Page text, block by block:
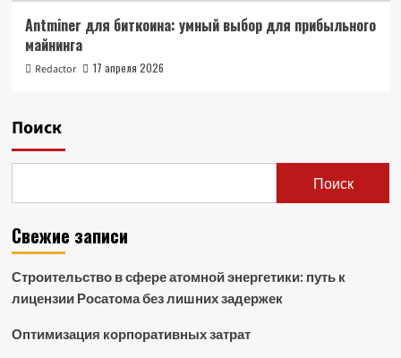
Antminer для биткоина: умный выбор для прибыльного
майнинга
Redactor 17 апреля 2026
Поиск
Поиск
Свежие записи
Строительство в сфере атомной энергетики: путь к
лицензии Росатома без лишних задержек
Оптимизация корпоративных затрат